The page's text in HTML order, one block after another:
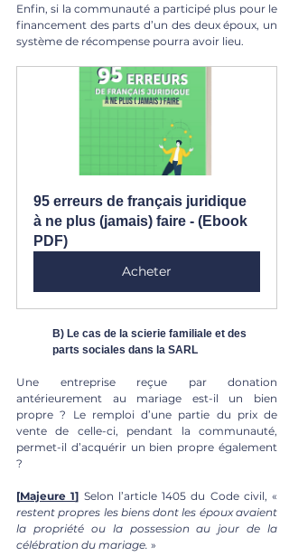
Enfin, si la communauté a participé plus pour le
financement des parts d’un des deux époux, un
système de récompense pourra avoir lieu.
95 erreurs de français juridique
à ne plus (jamais) faire - (Ebook
PDF)
Acheter
B) Le cas de la scierie familiale et des
parts sociales dans la SARL
Une entreprise reçue par donation
antérieurement au mariage est-il un bien
propre ? Le remploi d’une partie du prix de
vente de celle-ci, pendant la communauté,
permet-il d’acquérir un bien propre également
?
[Majeure 1]
restent propres les biens dont les époux avaient
la propriété ou la possession au jour de la
célébration du mariage. »